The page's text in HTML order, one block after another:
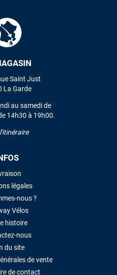
Saint Just
La Garde
au samedi de
14h30 à 19h00.
légales
nous ?
Vélos
histoire
nous
du site
de vente
de contact
arrivée en super état.
LES AVIS
UN AVIS